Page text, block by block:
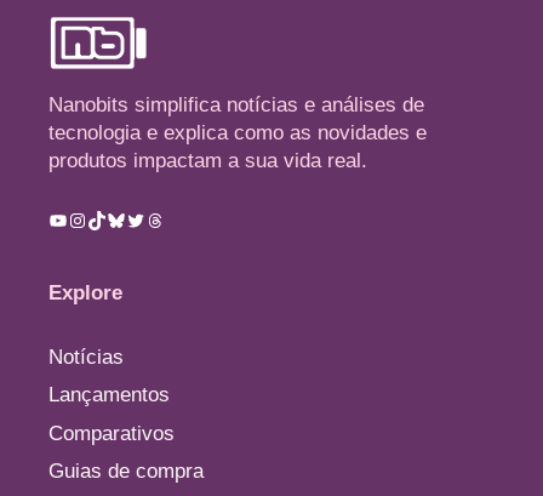
Nanobits simplifica notícias e análises de
tecnologia e explica como as novidades e
produtos impactam a sua vida real.
Youtube
Instagram
TikTok
Bluesky
TwitterThreads
Explore
Notícias
Lançamentos
Comparativos
Guias de compra